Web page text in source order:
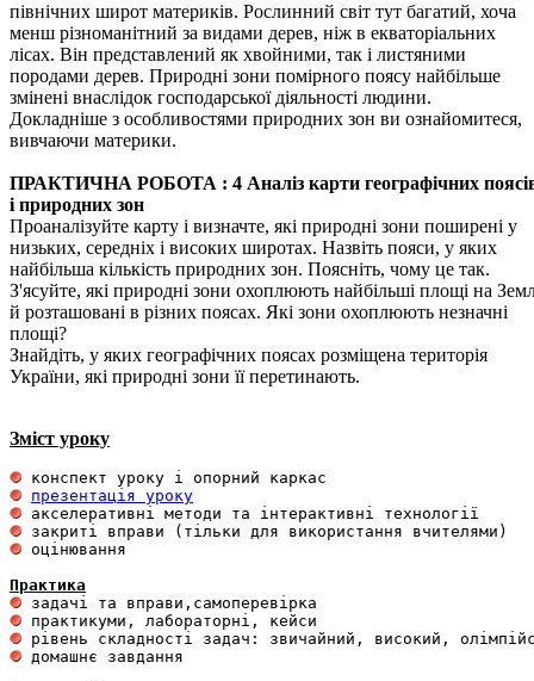
північних широт материків. Рослинний світ тут багатий, хоча
менш різноманітний за видами дерев, ніж в екваторіальних
лісах. Він представлений як хвойними, так і листяними
породами дерев. Природні зони помірного поясу найбільше
змінені внаслідок госпо­дарської діяльності людини.
Докладніше з особливостями природних зон ви ознайомитеся,
ви­вчаючи материки.
ПРАКТИЧНА РОБОТА : 4 Аналіз карти географічних
і природних зон
Проаналізуйте карту і визначте, які природні зони поширені у
низьких, середніх і високих широтах. Назвіть пояси, у яких
найбільша кількість природних зон. Поясніть, чому це так.
З'ясуйте, які природні зони охоплюють найбільші площі на
й розташовані в різних поясах. Які зони охоплюють незначні
площі?
Знайдіть, у яких географічних поясах розміщена територія
України, які природні зони її перетинають.
Зміст уроку
презентація уроку
оцінювання
Практика
домашнє завдання